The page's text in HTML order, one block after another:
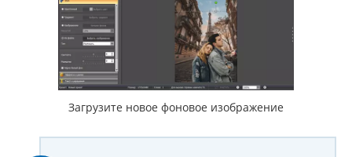
Загрузите новое фоновое изображение